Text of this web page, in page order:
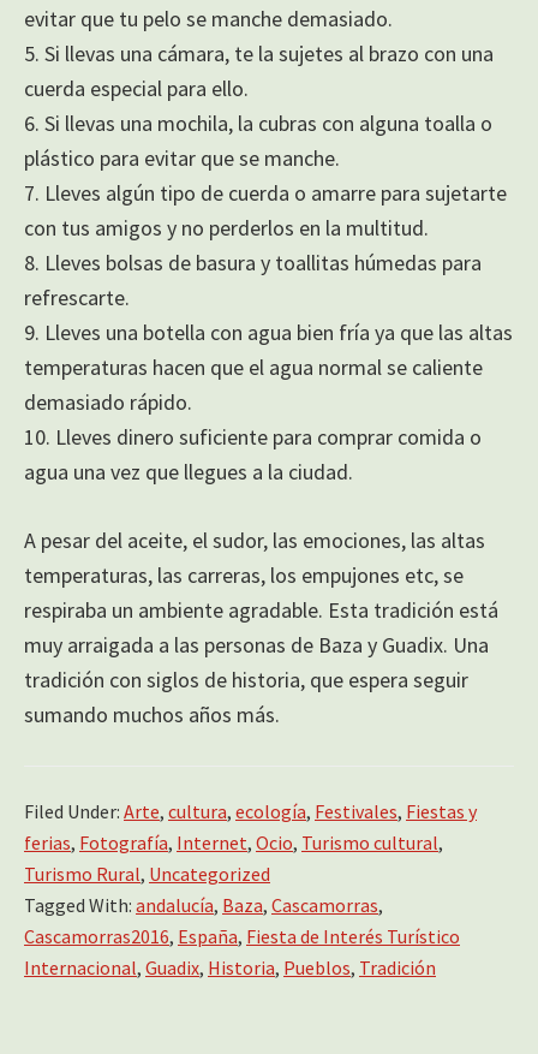
evitar que tu pelo se manche demasiado.
5. Si llevas una cámara, te la sujetes al brazo con una
cuerda especial para ello.
6. Si llevas una mochila, la cubras con alguna toalla o
plástico para evitar que se manche.
7. Lleves algún tipo de cuerda o amarre para sujetarte
con tus amigos y no perderlos en la multitud.
8. Lleves bolsas de basura y toallitas húmedas para
refrescarte.
9. Lleves una botella con agua bien fría ya que las altas
temperaturas hacen que el agua normal se caliente
demasiado rápido.
10. Lleves dinero suficiente para comprar comida o
agua una vez que llegues a la ciudad.
A pesar del aceite, el sudor, las emociones, las altas
temperaturas, las carreras, los empujones etc, se
respiraba un ambiente agradable. Esta tradición está
muy arraigada a las personas de Baza y Guadix. Una
tradición con siglos de historia, que espera seguir
sumando muchos años más.
Filed Under: Arte, cultura, ecología, Festivales, Fiestas y
ferias, Fotografía, Internet, Ocio, Turismo cultural,
Turismo Rural, Uncategorized
Tagged With: andalucía, Baza, Cascamorras,
Cascamorras2016, España, Fiesta de Interés Turístico
Internacional, Guadix, Historia, Pueblos, Tradición